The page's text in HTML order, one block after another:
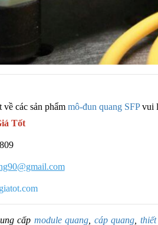
các sản phẩm mô-đun quang SFPvui
Tốt
cấp module quang cáp quang